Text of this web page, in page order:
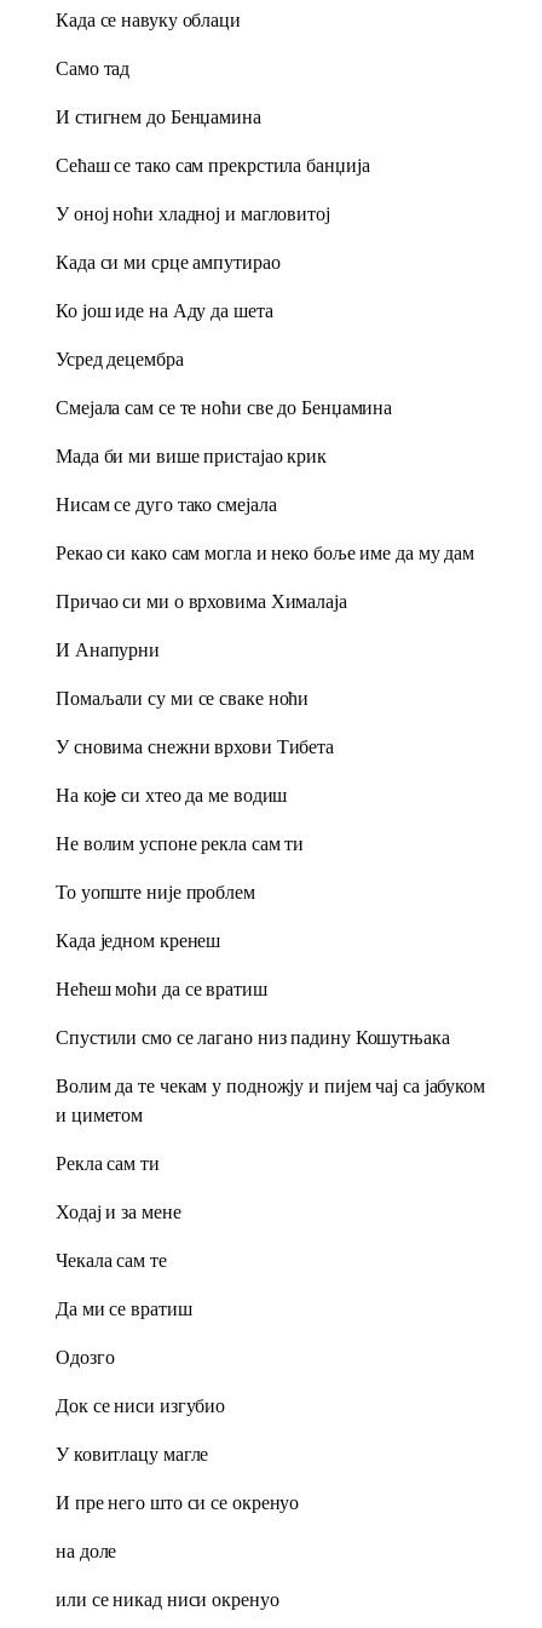
Када се навуку облаци
Само тад
И стигнем до Бенџамина
Сећаш се тако сам прекрстила банџија
У оној ноћи хладној и магловитој
Када си ми срце ампутирао
Ко још иде на Аду да шета
Усред децембра
Смејала сам се те ноћи све до Бенџамина
Мада би ми више пристајао крик
Нисам се дуго тако смејала
Рекао си како сам могла и неко боље име да му дам
Причао си ми о врховима Хималаја
И Анапурни
Помаљали су ми се сваке ноћи
У сновима снежни врхови Тибета
На којe си хтео да ме водиш
Не волим успоне рекла сам ти
То уопште није проблем
Када једном кренеш
Нећеш моћи да се вратиш
Спустили смо се лагано низ падину Кошутњака
Волим да те чекам у подножју и пијем чај са јабуком
и циметом
Рекла сам ти
Ходај и за мене
Чекала сам те
Да ми се вратиш
Одозго
Док се ниси изгубио
У ковитлацу магле
И пре него што си се окренуо
на доле
или се никад ниси окренуо